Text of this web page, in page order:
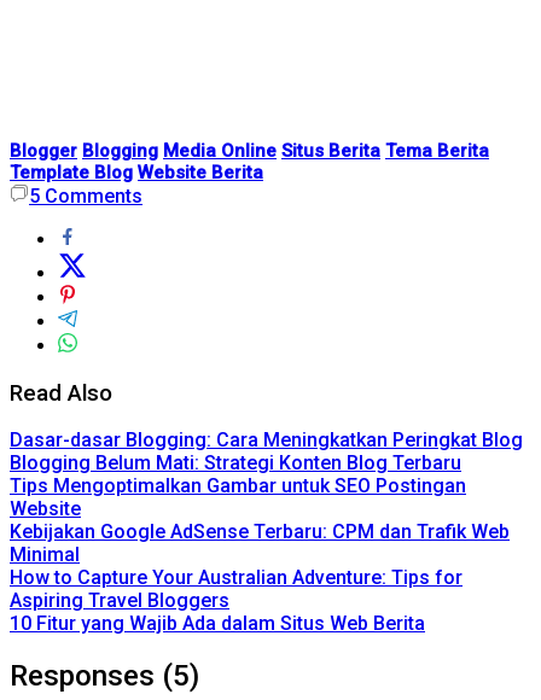
Blogger Blogging Media Online Situs Berita Tema Berita
Template Blog Website Berita
5 Comments
Read Also
Dasar-dasar Blogging: Cara Meningkatkan Peringkat Blog
Blogging Belum Mati: Strategi Konten Blog Terbaru
Tips Mengoptimalkan Gambar untuk SEO Postingan
Website
Kebijakan Google AdSense Terbaru: CPM dan Trafik Web
Minimal
How to Capture Your Australian Adventure: Tips for
Aspiring Travel Bloggers
10 Fitur yang Wajib Ada dalam Situs Web Berita
Responses (5)